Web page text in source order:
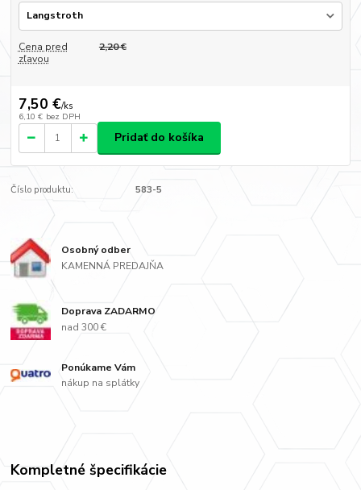
Cena pred
zľavou
2,20 €
7,50 €/ks
6,10 € bez DPH
Pridať do košíka
Číslo produktu: 583-5
Osobný odber
KAMENNÁ PREDAJŇA
Doprava ZADARMO
nad 300 €
Ponúkame Vám
nákup na splátky
Kompletné špecifikácie